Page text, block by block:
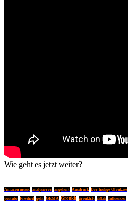
Wie geht es jetzt weiter?
Amazon music analysieren angehört Ausdruck Der heilige Ofenkäse
youtube Freiheit geht GEMA Gronkh gronkh.tv iBlali Influencer